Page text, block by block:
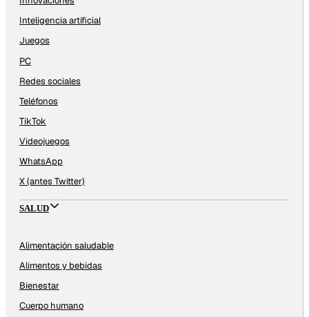
Inteligencia artificial
Juegos
PC
Redes sociales
Teléfonos
TikTok
Videojuegos
WhatsApp
X (antes Twitter)
SALUD
Alimentación saludable
Alimentos y bebidas
Bienestar
Cuerpo humano